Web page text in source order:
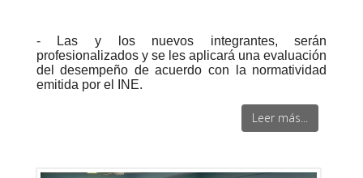
- Las y los nuevos integrantes, serán
profesionalizados y se les aplicará una evaluación
del desempeño de acuerdo con la normatividad
emitida por el INE.
Leer más...